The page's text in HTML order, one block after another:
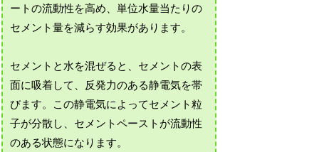
ートの流動性を高め、単位水量当たりの
セメント量を減らす効果があります。
セメントと水を混ぜると、セメントの表
面に吸着して、反発力のある静電気を帯
びます。この静電気によってセメント粒
子が分散し、セメントペーストが流動性
のある状態になります。